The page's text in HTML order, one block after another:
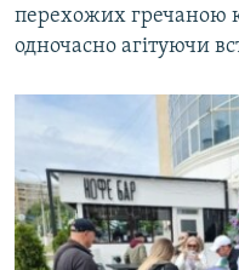
перехожих гречаною
одночасно агітуючи